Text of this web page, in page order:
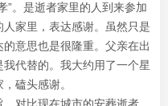
”。是逝者家里的人到来参加
家里，表达感谢。虽然只是
意思也是很隆重。父亲在出
代替的。我大约用了一个星
磕头感谢。